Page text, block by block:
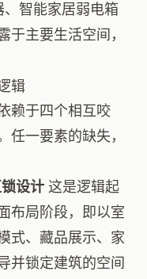
、智能家居弱电箱
于主要生活空间，
辑
赖于四个相互咬
任一要素的缺失，
设计 这是逻辑起
布局阶段，即以室
式、藏品展示、家
并锁定建筑的空间